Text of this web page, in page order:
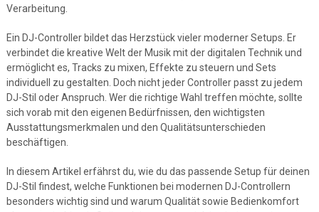
Verarbeitung.
Ein DJ-Controller bildet das Herzstück vieler moderner Setups. Er
verbindet die kreative Welt der Musik mit der digitalen Technik und
ermöglicht es, Tracks zu mixen, Effekte zu steuern und Sets
individuell zu gestalten. Doch nicht jeder Controller passt zu jedem
DJ-Stil oder Anspruch. Wer die richtige Wahl treffen möchte, sollte
sich vorab mit den eigenen Bedürfnissen, den wichtigsten
Ausstattungsmerkmalen und den Qualitätsunterschieden
beschäftigen.
In diesem Artikel erfährst du, wie du das passende Setup für deinen
DJ-Stil findest, welche Funktionen bei modernen DJ-Controllern
besonders wichtig sind und warum Qualität sowie Bedienkomfort